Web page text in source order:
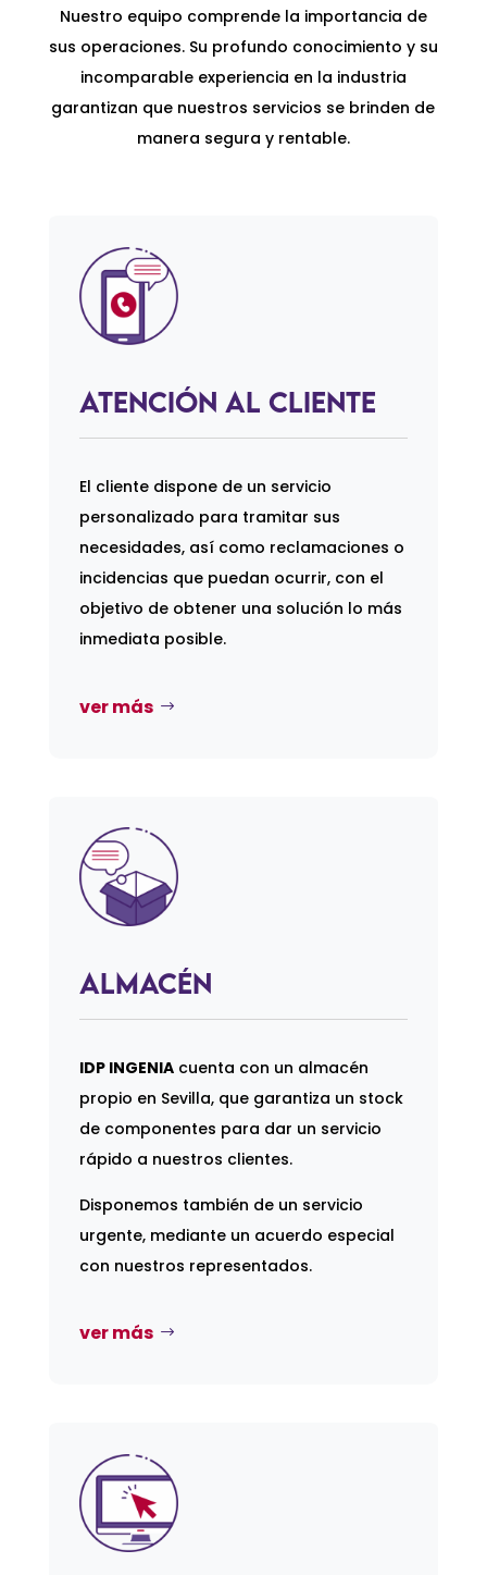
Nuestro equipo comprende la importancia de
sus operaciones. Su profundo conocimiento y su
incomparable experiencia en la industria
garantizan que nuestros servicios se brinden de
manera segura y rentable.
Atención al Cliente
El cliente dispone de un servicio
personalizado para tramitar sus
necesidades, así como reclamaciones o
incidencias que puedan ocurrir, con el
objetivo de obtener una solución lo más
inmediata posible.
ver más
Almacén
IDP INGENIA cuenta con un almacén
propio en Sevilla, que garantiza un stock
de componentes para dar un servicio
rápido a nuestros clientes.
Disponemos también de un servicio
urgente, mediante un acuerdo especial
con nuestros representados.
ver más